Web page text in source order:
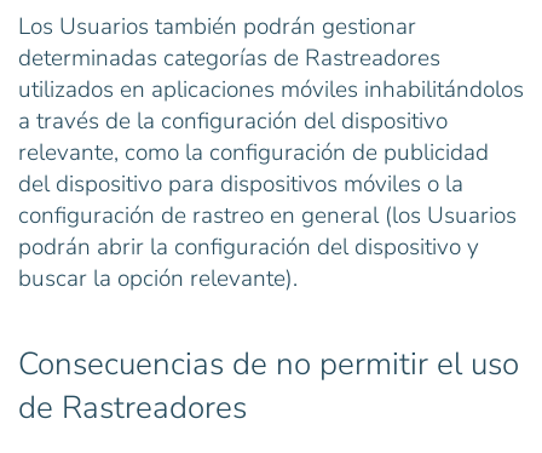
Los Usuarios también podrán gestionar
determinadas categorías de Rastreadores
utilizados en aplicaciones móviles inhabilitándolos
a través de la configuración del dispositivo
relevante, como la configuración de publicidad
del dispositivo para dispositivos móviles o la
configuración de rastreo en general (los Usuarios
podrán abrir la configuración del dispositivo y
buscar la opción relevante).
Consecuencias de no permitir el uso
de Rastreadores